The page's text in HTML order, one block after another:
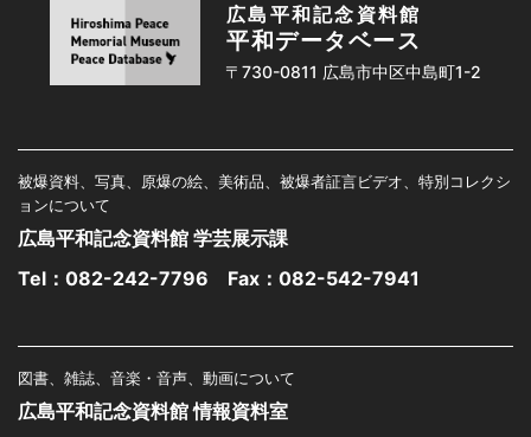
広島平和記念資料館
平和データベース
〒730-0811 広島市中区中島町1-2
被爆資料、写真、原爆の絵、美術品、被爆者証言ビデオ、特別コレクシ
ョンについて
広島平和記念資料館 学芸展示課
Tel： 082-242-7796 Fax：082-542-7941
図書、雑誌、音楽・音声、動画について
広島平和記念資料館 情報資料室